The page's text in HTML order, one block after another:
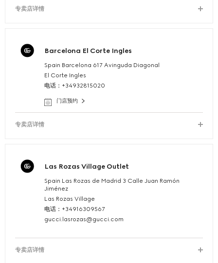
专卖店详情
Barcelona El Corte Ingles
Spain Barcelona 617 Avinguda Diagonal
El Corte Ingles
电话：+34932815020
门店预约
专卖店详情
Las Rozas Village Outlet
Spain Las Rozas de Madrid 3 Calle Juan Ramón
Jiménez
Las Rozas Village
电话：+34916309567
gucci.lasrozas@gucci.com
专卖店详情